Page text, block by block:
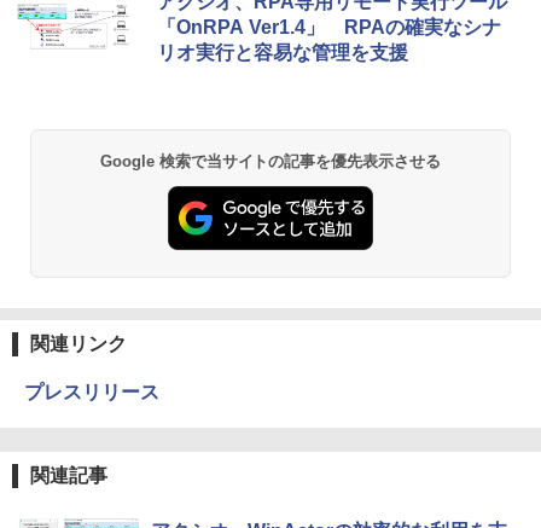
「OnRPA Ver1.4」 RPAの確実なシナ
リオ実行と容易な管理を支援
Google 検索で当サイトの記事を優先表示させる
関連リンク
プレスリリース
関連記事